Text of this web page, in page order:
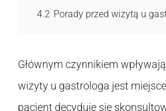
4.2 Porady przed wizytą u
Głównym czynnikiem
wizyty u gastrologa jest
pacjent decyduje się